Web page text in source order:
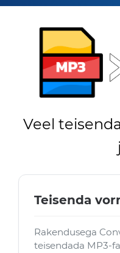
Veel
Teisenda
Rakendusega
teisendada MP3-